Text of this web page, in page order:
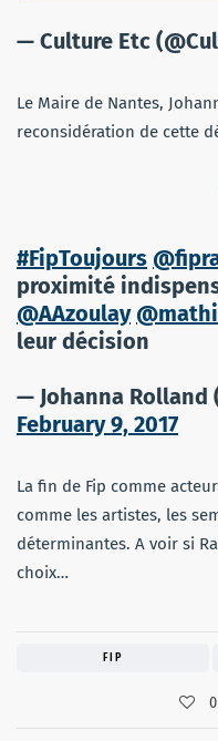
— Culture Etc
Le Maire de Nantes,
reconsidération de cette
#FipToujours
proximité
@AAzoulay
leur décision
— Johanna Rolland
February 9, 2017
La fin de Fip comme
comme les artistes, les
déterminantes. A voir si
choix…
FIP
0